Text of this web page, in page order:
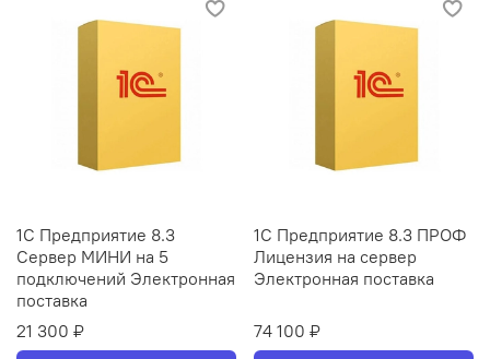
1С Предприятие 8.3
Сервер МИНИ на 5
подключений Электронная
поставка
21 300 ₽
1С Предприятие 8.3 ПРОФ
Лицензия на сервер
Электронная поставка
74 100 ₽